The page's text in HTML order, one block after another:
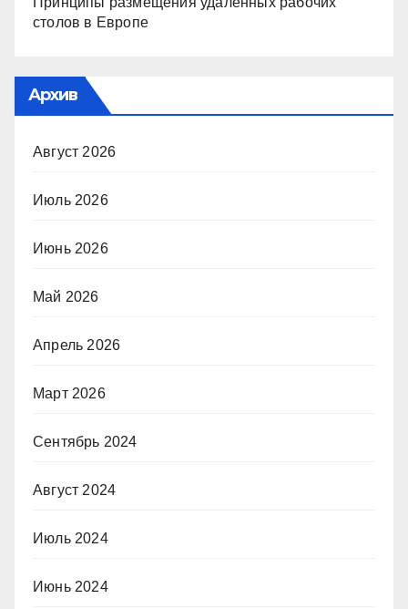
столов в Европе
Архив
Август 2026
Июль 2026
Июнь 2026
Май 2026
Апрель 2026
Март 2026
Сентябрь 2024
Август 2024
Июль 2024
Июнь 2024